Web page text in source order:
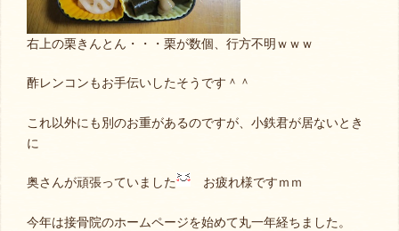
右上の栗きんとん・・・栗が数個、行方不明ｗｗｗ
酢レンコンもお手伝いしたそうです＾＾
これ以外にも別のお重があるのですが、小鉄君が居ないとき
に
奥さんが頑張っていました お疲れ様ですｍｍ
今年は接骨院のホームページを始めて丸一年経ちました。